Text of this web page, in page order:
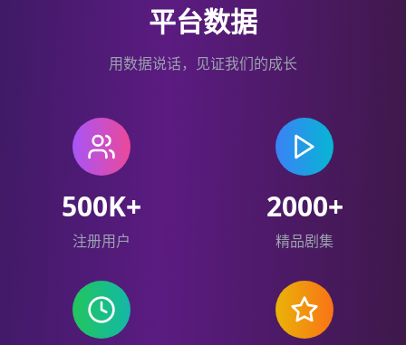
平台数据
用数据说话，见证我们的成长
500K+
注册用户
2000+
精品剧集